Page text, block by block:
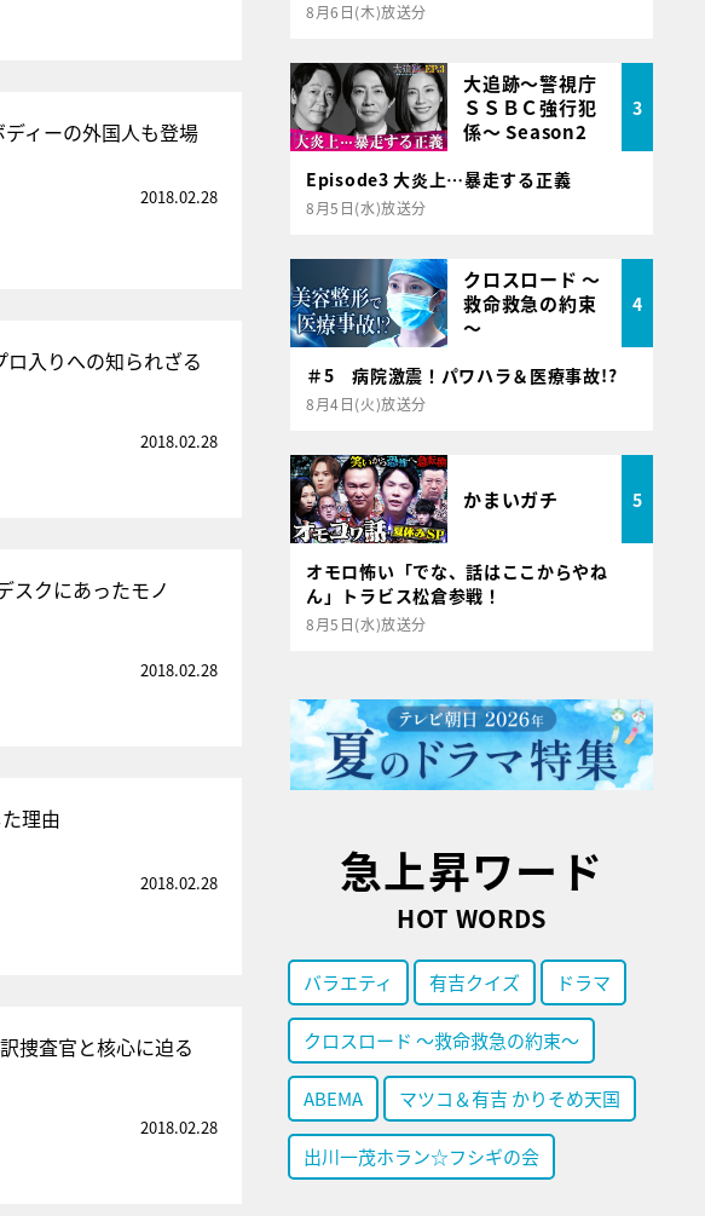
ィーの外国人も登場
2018.02.28
入りへの知られざる
2018.02.28
スクにあったモノ
2018.02.28
理由
2018.02.28
捜査官と核心に迫る
2018.02.28
8月6日(木)放送分
大追跡～警視庁
ＳＳＢＣ強行犯
係～ Season2
3
Episode3 大炎上…暴走する正義
8月5日(水)放送分
クロスロード ～
救命救急の約束
～
4
＃5 病院激震！パワハラ＆医療事故!?
8月4日(火)放送分
かまいガチ 5
オモロ怖い「でな、話はここからやね
ん」トラビス松倉参戦！
8月5日(水)放送分
急上昇ワード
HOT WORDS
バラエティ 有吉クイズ ドラマ
クロスロード ～救命救急の約束～
ABEMA マツコ＆有吉 かりそめ天国
出川一茂ホラン☆フシギの会